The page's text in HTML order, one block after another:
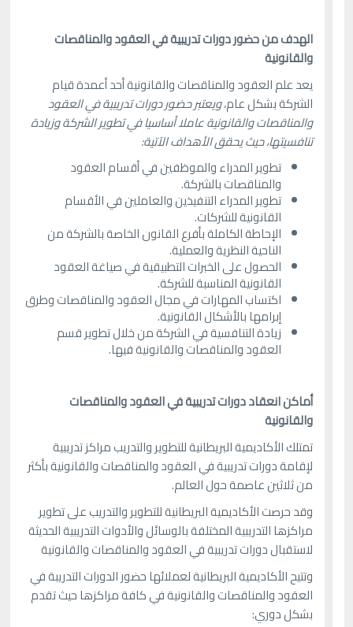
الهدف من حضور دورات تدريبية في العقود والمناقصات
والقانونية
يعد علم العقود والمناقصات والقانونية أحد أعمدة قيام
الشركة بشكل عام،ويعتبر حضور دورات تدريبية في العقود
والمناقصات والقانونية عاملا أساسيا في تطوير الشركة وزيادة
تنافسيتها، حيث يحقق الأهداف الآتية:
تطوير المدراء والموظفين في أقسام العقود
والمناقصات بالشركة.
تطوير المدراء التنفيذين والعاملين في الأقسام
القانونية للشركات.
الإحاطة الكاملة بأفرع القانون الخاصة بالشركة من
الناحية النظرية والعملية.
الحصول على الخبرات التطبيقية في صياغة العقود
القانونية المناسبة للشركة.
اكتساب المهارات في مجال العقود والمناقصات وطرق
إبرامها بالأشكال القانونية.
زيادة التنافسية في الشركة من خلال تطوير قسم
العقود والمناقصات والقانونية فيها.
أماكن انعقاد دورات تدريبية في العقود والمناقصات
والقانونية
تمتلك الأكاديمية البريطانية للتطوير والتدريب مراكز تدريبية
لإقامة دورات تدريبية في العقود والمناقصات والقانونية بأكثر
من ثلاثين عاصمة حول العالم.
وقد حرصت الأكاديمية البريطانية للتطوير والتدريب على تطوير
مراكزها التدريبية المختلفة بالوسائل والأدوات التدريبية الحديثة
لاستقبال دورات تدريبية في العقود والمناقصات والقانونية
وتتيح الأكاديمية البريطانية لعملائها حضور الدورات التدريبة في
العقود والمناقصات والقانونية في كافة مراكزها حيث تقدم
بشكل دوري: